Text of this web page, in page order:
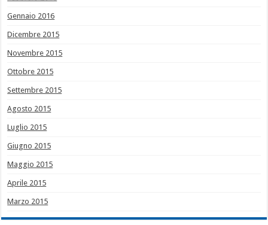
Gennaio 2016
Dicembre 2015
Novembre 2015
Ottobre 2015
Settembre 2015
Agosto 2015
Luglio 2015
Giugno 2015
Maggio 2015
Aprile 2015
Marzo 2015